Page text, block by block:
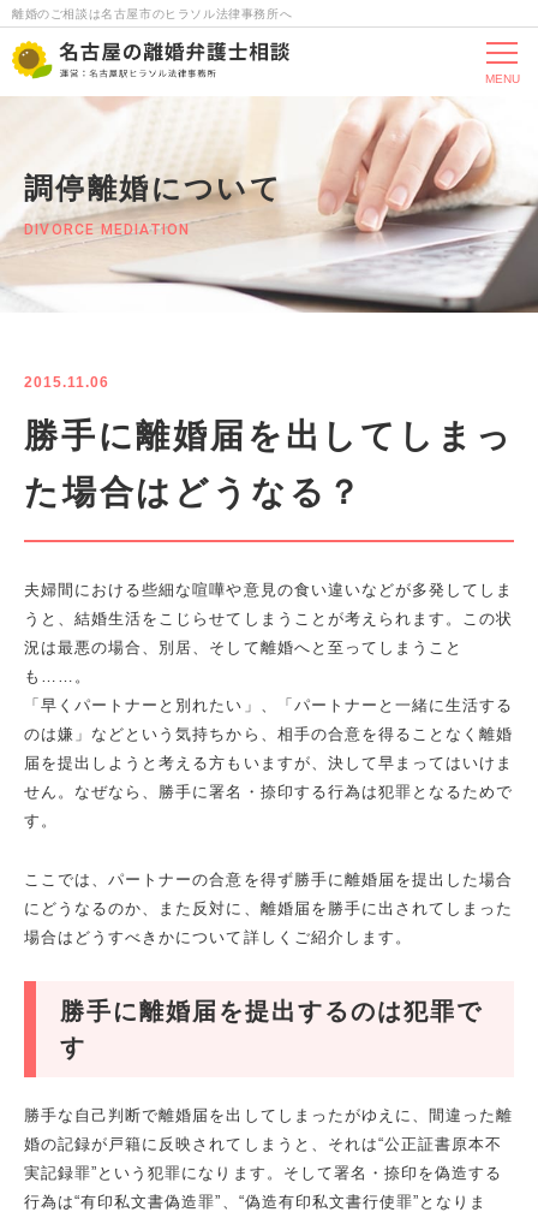
離婚のご相談は名古屋市のヒラソル法律事務所へ
MENU
調停離婚について
DIVORCE MEDIATION
2015.11.06
勝手に離婚届を出してしまっ
た場合はどうなる？
夫婦間における些細な喧嘩や意見の食い違いなどが多発してしま
うと、結婚生活をこじらせてしまうことが考えられます。この状
況は最悪の場合、別居、そして離婚へと至ってしまうこと
も……。
「早くパートナーと別れたい」、「パートナーと一緒に生活する
のは嫌」などという気持ちから、相手の合意を得ることなく離婚
届を提出しようと考える方もいますが、決して早まってはいけま
せん。なぜなら、勝手に署名・捺印する行為は犯罪となるためで
す。
ここでは、パートナーの合意を得ず勝手に離婚届を提出した場合
にどうなるのか、また反対に、離婚届を勝手に出されてしまった
場合はどうすべきかについて詳しくご紹介します。
勝手に離婚届を提出するのは犯罪で
す
勝手な自己判断で離婚届を出してしまったがゆえに、間違った離
婚の記録が戸籍に反映されてしまうと、それは“公正証書原本不
実記録罪”という犯罪になります。そして署名・捺印を偽造する
行為は“有印私文書偽造罪”、“偽造有印私文書行使罪”となりま